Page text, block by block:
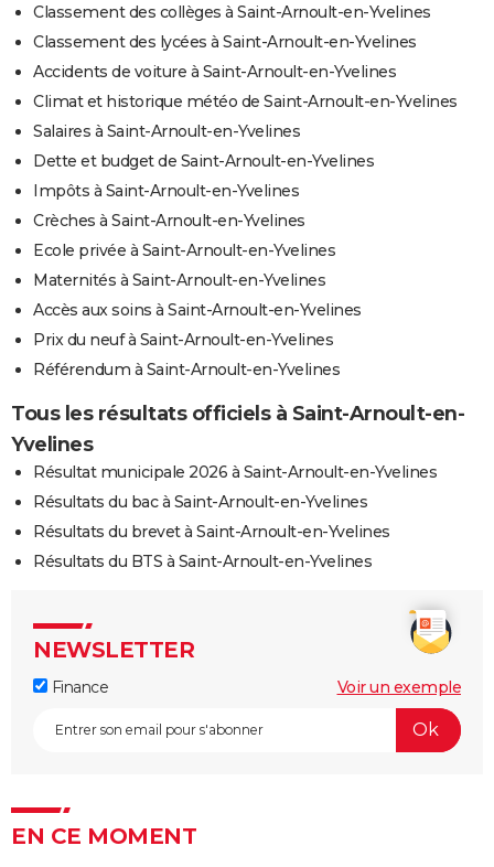
Classement des collèges à Saint-Arnoult-en-Yvelines
Classement des lycées à Saint-Arnoult-en-Yvelines
Accidents de voiture à Saint-Arnoult-en-Yvelines
Climat et historique météo de Saint-Arnoult-en-Yvelines
Salaires à Saint-Arnoult-en-Yvelines
Dette et budget de Saint-Arnoult-en-Yvelines
Impôts à Saint-Arnoult-en-Yvelines
Crèches à Saint-Arnoult-en-Yvelines
Ecole privée à Saint-Arnoult-en-Yvelines
Maternités à Saint-Arnoult-en-Yvelines
Accès aux soins à Saint-Arnoult-en-Yvelines
Prix du neuf à Saint-Arnoult-en-Yvelines
Référendum à Saint-Arnoult-en-Yvelines
Tous les résultats officiels à Saint-Arnoult-en-
Yvelines
Résultat municipale 2026 à Saint-Arnoult-en-Yvelines
Résultats du bac à Saint-Arnoult-en-Yvelines
Résultats du brevet à Saint-Arnoult-en-Yvelines
Résultats du BTS à Saint-Arnoult-en-Yvelines
NEWSLETTER
Finance Voir un exemple
EN CE MOMENT